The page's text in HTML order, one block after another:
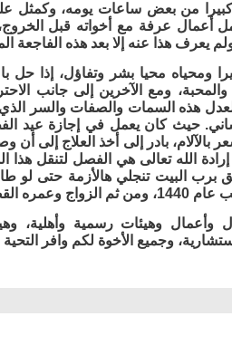
كبيرا من بعض ساعات يومه، وكمثل
عرفة مع أخواته قبل الخروج،
يعرف هذا عنه إلا بعد هذه الفاجعة
محيا بشر وتفاؤل، إذا حل
والمحبة، ومع الآخرين إلى جانب
هذه السمات والصفات والسر
حيث كان يعمل في إجازة عيد
بالآلام، بادر إلى أخذ العلاج إلى أن
أثق برب البيت تنجلي هالأزمة حتى
4شهور.
وهيئات رسمية وأهلية،
وجميع الأخوة لكم وافر التحية